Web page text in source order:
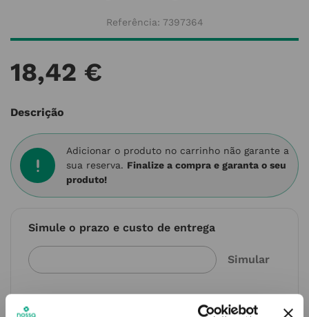
Referência: 7397364
18,42 €
Descrição
Adicionar o produto no carrinho não garante a
sua reserva. Finalize a compra e garanta o seu
produto!
Simule o prazo e custo de entrega